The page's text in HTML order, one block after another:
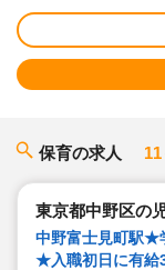
保育の求人 11
東京都中野区の
中野富士見町駅
★入職初日に有給